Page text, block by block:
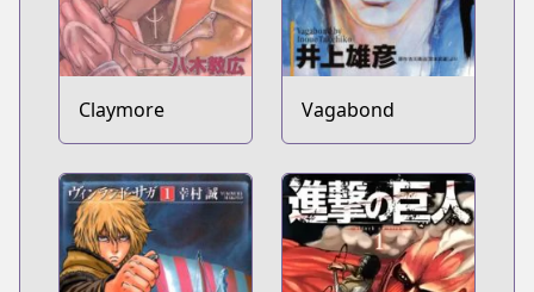
Claymore Vagabond